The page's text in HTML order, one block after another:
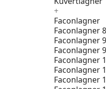
+
Faconlagner
Faconlagner
Faconlagner
Faconlagner
Faconlagner
Faconlagner
Faconlagner